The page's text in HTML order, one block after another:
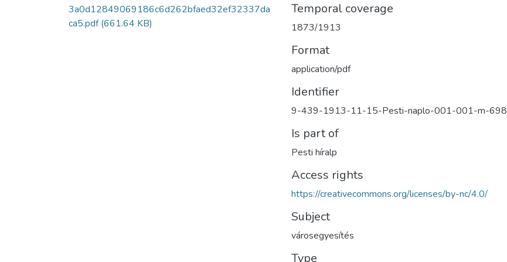
3a0d12849069186c6d262bfaed32ef32337da
ca5.pdf(661.64 KB)
Temporal coverage
1873/1913
Format
application/pdf
Identifier
9-439-1913-11-15-Pesti-naplo-001-001-m-698
Is part of
Pesti híralp
Access rights
https://creativecommons.org/licenses/by-nc/4.0/
Subject
városegyesítés
Type